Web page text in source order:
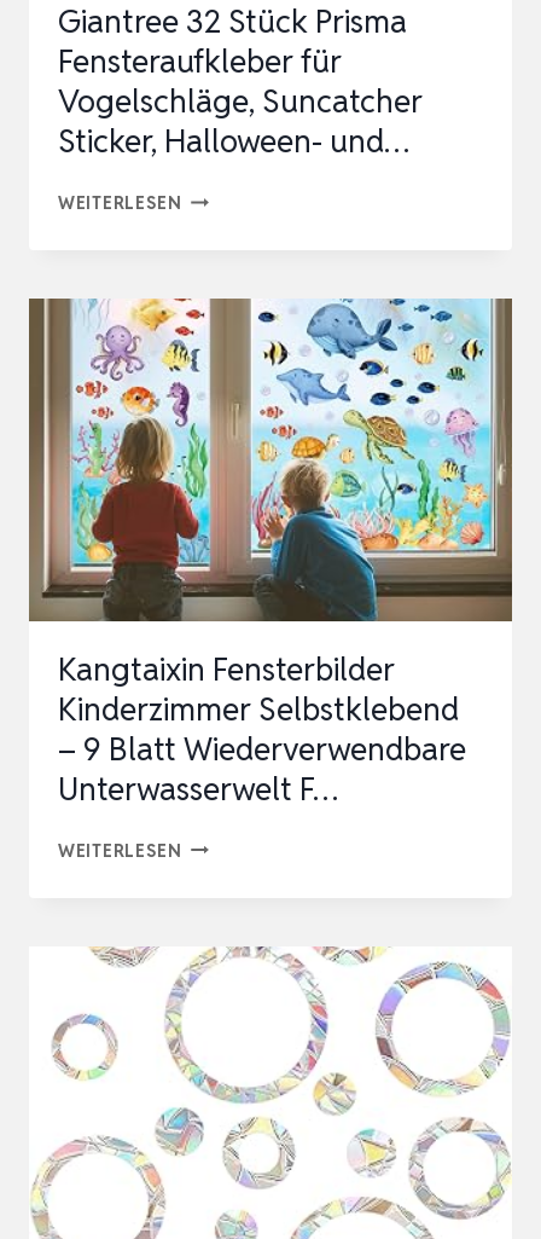
Giantree 32 Stück Prisma
Fensteraufkleber für
Vogelschläge, Suncatcher
Sticker, Halloween- und…
WEITERLESEN GIANTREE
PRISMA
FENSTERAUFKLEBER
FÜR
VOGELSCHLÄGE,
SUNCATCHER
STICKER,
HALLOWEEN-
UND…
Kangtaixin Fensterbilder
Kinderzimmer Selbstklebend
– 9 Blatt Wiederverwendbare
Unterwasserwelt F…
WEITERLESEN KANGTAIXIN
SELBSTKLEBEND
–
9
BLATT
WIEDERVERWENDBARE
UNTERWASSERWELT